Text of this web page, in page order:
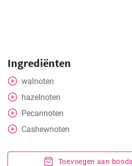
Ingrediënten
walnoten
hazelnoten
Pecannoten
Cashewnoten
Toevoegen aan